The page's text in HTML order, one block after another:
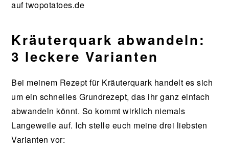
Kräuterquark abwandeln:
3 leckere Varianten
Bei meinem Rezept für Kräuterquark handelt es sich
um ein schnelles Grundrezept, das ihr ganz einfach
abwandeln könnt. So kommt wirklich niemals
Langeweile auf. Ich stelle euch meine drei liebsten
Varianten vor: